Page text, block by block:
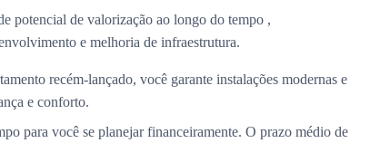
potencial de valorização ao longo do tempo ,
e melhoria de infraestrutura.
recém-lançado, você garante instalações modernas e
e conforto.
para você se planejar financeiramente. O prazo médio de